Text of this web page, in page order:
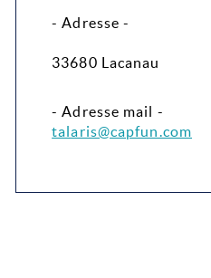
- Adresse -
33680 Lacanau
- Adresse mail -
talaris@capfun.com